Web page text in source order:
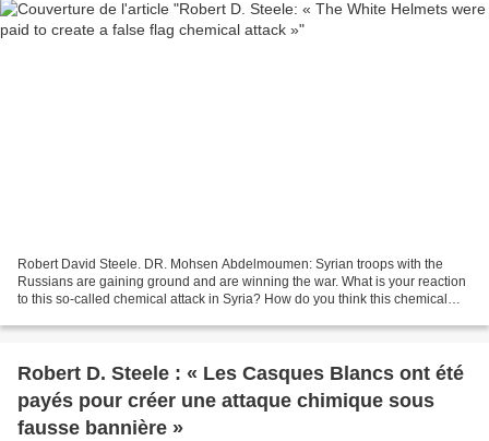
Robert David Steele. DR. Mohsen Abdelmoumen: Syrian troops with the
Russians are gaining ground and are winning the war. What is your reaction
to this so-called chemical attack in Syria? How do you think this chemical
Robert D. Steele : « Les Casques Blancs ont été
payés pour créer une attaque chimique sous
fausse bannière »